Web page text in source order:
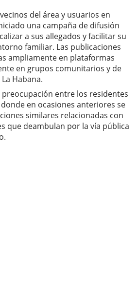
del área y usuarios en
una campaña de difusión
a sus allegados y facilitar su
familiar. Las publicaciones
ampliamente en plataformas
en grupos comunitarios y de
Habana.
preocupación entre los residentes
en ocasiones anteriores se
similares relacionadas con
que deambulan por la vía pública